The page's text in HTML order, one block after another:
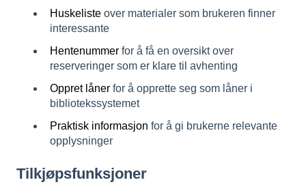
Huskeliste over materialer som brukeren finner
interessante
Hentenummer for å få en oversikt over
reserveringer som er klare til avhenting
Oppret låner for å opprette seg som låner i
bibliotekssystemet
Praktisk informasjon for å gi brukerne relevante
opplysninger
Tilkjøpsfunksjoner